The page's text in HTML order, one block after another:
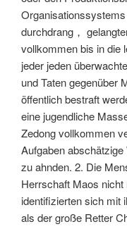
durchdrang，
vollkommen bis in die
jeder jeden
und Taten gegenüber
öffentlich bestraft
eine jugendliche
Zedong vollkommen
Aufgaben
zu ahnden. 2. Die
Herrschaft Maos
identifizierten sich mit
als der große Retter